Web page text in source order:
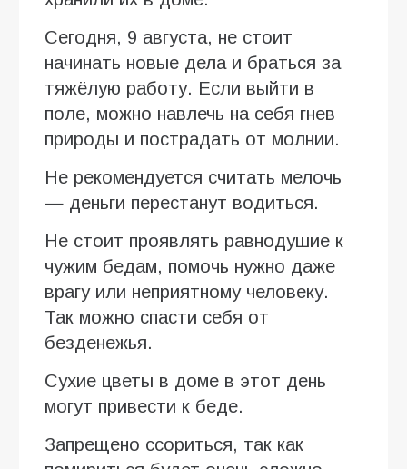
Сегодня, 9 августа, не стоит
начинать новые дела и браться за
тяжёлую работу. Если выйти в
поле, можно навлечь на себя гнев
природы и пострадать от молнии.
Не рекомендуется считать мелочь
— деньги перестанут водиться.
Не стоит проявлять равнодушие к
чужим бедам, помочь нужно даже
врагу или неприятному человеку.
Так можно спасти себя от
безденежья.
Сухие цветы в доме в этот день
могут привести к беде.
Запрещено ссориться, так как